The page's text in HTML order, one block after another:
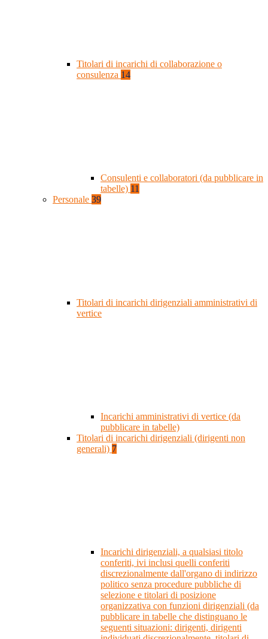
Titolari di incarichi di collaborazione o
consulenza 14
Consulenti e collaboratori (da pubblicare in
tabelle) 11
Personale 39
Titolari di incarichi dirigenziali amministrativi di
vertice
Incarichi amministrativi di vertice (da
pubblicare in tabelle)
Titolari di incarichi dirigenziali (dirigenti non
generali) 7
Incarichi dirigenziali, a qualsiasi titolo
conferiti, ivi inclusi quelli conferiti
discrezionalmente dall'organo di indirizzo
politico senza procedure pubbliche di
selezione e titolari di posizione
organizzativa con funzioni dirigenziali (da
pubblicare in tabelle che distinguano le
seguenti situazioni: dirigenti, dirigenti